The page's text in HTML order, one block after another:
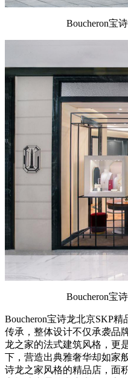
Boucheron宝
Boucheron宝
Boucheron宝诗龙北京SKP
传承，整体设计不仅承袭品
龙之家的法式建筑风格，更
下，营造出典雅奢华却如家
诗龙之家风格的精品店，面